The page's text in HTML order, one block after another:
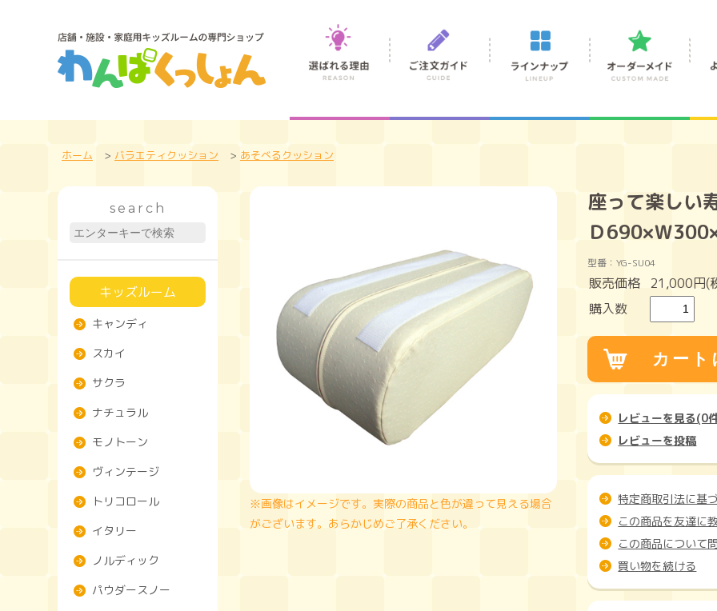
ホーム > バラエティクッション > あそべるクッション
※画像はイメージです。実際の商品と色が違って見える場合
がございます。あらかじめご了承ください。
座って楽しい
Ｄ690×Ｗ
型番：YG-SU04
販売価格 21,000円(
購入数
レビューを見る(0
レビューを投稿
特定商取引法に基
この商品を友達に
この商品について
買い物を続ける
search
キッズルーム
キャンディ
スカイ
サクラ
ナチュラル
モノトーン
ヴィンテージ
トリコロール
イタリー
ノルディック
パウダースノー